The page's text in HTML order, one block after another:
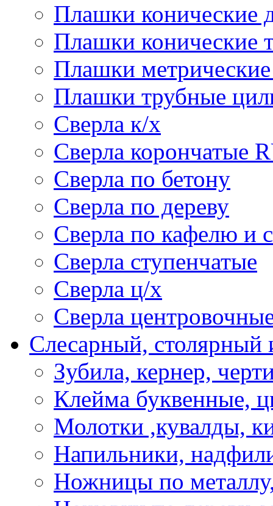
Плашки
Плашки конические
Плашки
Плашки трубные
Сверла к/х
Сверла корончатые
Сверла по бетону
Сверла по дереву
Сверла по кафелю и
Сверла ступенчатые
Сверла ц/х
Сверла
Слесарный, столярный
Зубила, кернер,
Клейма буквенные,
Молотки ,кувалды,
Напильники,
Ножницы по